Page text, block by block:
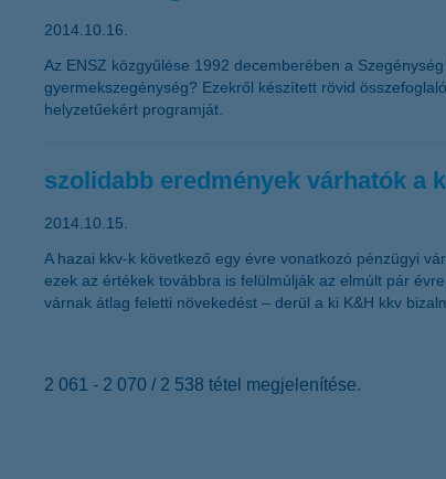
2014.10.16.
Az ENSZ közgyűlése 1992 decemberében a
gyermekszegénység? Ezekről készített rövid
helyzetűekért programját.
szolidabb eredmények várhatók a
2014.10.15.
A hazai kkv-k következő egy évre vonatkozó pénzügyi
ezek az értékek továbbra is felülmúlják az elmúlt pár
várnak átlag feletti növekedést – derül a ki K&H kkv
2 061 - 2 070 / 2 538 tétel megjelenítése.